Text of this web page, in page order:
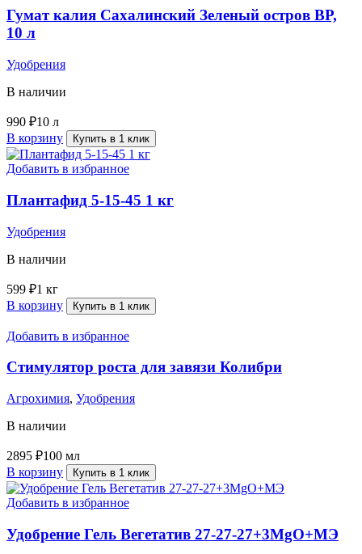
Гумат калия Сахалинский Зеленый остров ВР,
10 л
Удобрения
В наличии
990 ₽10 л
В корзину
Купить в 1 клик
Добавить в избранное
Плантафид 5-15-45 1 кг
Удобрения
В наличии
599 ₽1 кг
В корзину
Купить в 1 клик
Добавить в избранное
Стимулятор роста для завязи Колибри
Агрохимия, Удобрения
В наличии
2895 ₽100 мл
В корзину
Купить в 1 клик
Добавить в избранное
Удобрение Гель Вегетатив 27-27-27+3MgO+МЭ